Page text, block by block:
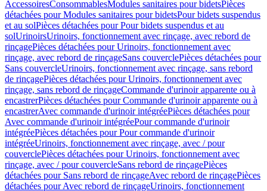
AccessoiresConsommablesModules sanitaires pour bidetsPièces
détachées pour Modules sanitaires pour bidetsPour bidets suspendus
et au solPièces détachées pour Pour bidets suspendus et au
solUrinoirsUrinoirs, fonctionnement avec rinçage, avec rebord de
rinçagePièces détachées pour Urinoirs, fonctionnement avec
rinçage, avec rebord de rinçageSans couverclePièces détachées pour
Sans couvercleUrinoirs, fonctionnement avec rinçage, sans rebord
de rinçagePièces détachées pour Urinoirs, fonctionnement avec
rinçage, sans rebord de rinçageCommande d'urinoir apparente ou à
encastrerPièces détachées pour Commande d'urinoir apparente ou à
encastrerAvec commande d'urinoir intégréePièces détachées pour
Avec commande d'urinoir intégréePour commande d'urinoir
intégréePièces détachées pour Pour commande d'urinoir
intégréeUrinoirs, fonctionnement avec rinçage, avec / pour
couverclePièces détachées pour Urinoirs, fonctionnement avec
rinçage, avec / pour couvercleSans rebord de rinçagePièces
détachées pour Sans rebord de rinçageAvec rebord de rinçagePièces
détachées pour Avec rebord de rinçageUrinoirs, fonctionnement